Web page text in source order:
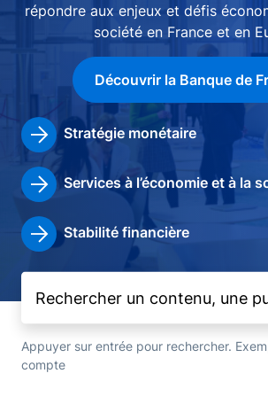
répondre aux enjeux et défis
société en France et en
Découvrir la Banque de
Stratégie monétaire
Services à l’économie et à la
Stabilité financière
Appuyer sur entrée pour rechercher.
compte